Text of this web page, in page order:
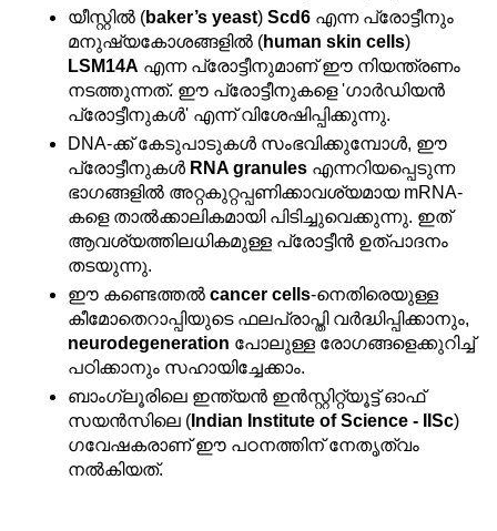
യീസ്റ്റിൽ (baker’s yeast) Scd6 എന്ന പ്രോട്ടീനും
മനുഷ്യകോശങ്ങളിൽ (human skin cells
LSM14A എന്ന പ്രോട്ടീനുമാണ് ഈ നിയന്ത്രണം
നടത്തുന്നത്. ഈ പ്രോട്ടീനുകളെ 'ഗാർഡിയൻ
പ്രോട്ടീനുകൾ' എന്ന് വിശേഷിപ്പിക്കുന്നു.
DNA-ക്ക് കേടുപാടുകൾ സംഭവിക്കുമ്പോൾ, ഈ
പ്രോട്ടീനുകൾ RNA granules എന്നറിയപ്പെടുന്ന
ഭാഗങ്ങളിൽ അറ്റകുറ്റപ്പണിക്കാവശ്യമായ mRNA-
കളെ താൽക്കാലികമായി പിടിച്ചുവെക്കുന്നു. ഇത്
ആവശ്യത്തിലധികമുള്ള പ്രോട്ടീൻ ഉത്പാദനം
തടയുന്നു.
ഈ കണ്ടെത്തൽ cancer cells-നെതിരെയുള്ള
neurodegeneration പോലുള്ള രോഗങ്ങളെക്കുറിച്ച്
പഠിക്കാനും സഹായിച്ചേക്കാം.
ബാംഗ്ലൂരിലെ ഇന്ത്യൻ ഇൻസ്റ്റിറ്റ്യൂട്ട് ഓഫ്
സയൻസിലെ ( Indian Institute of Science - IISc)
ഗവേഷകരാണ് ഈ പഠനത്തിന് നേതൃത്വം
നൽകിയത്.